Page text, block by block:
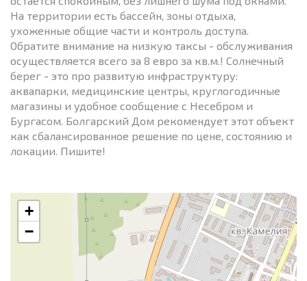
На территории есть бассейн, зоны отдыха,
ухоженные общие части и контроль доступа.
Обратите внимание на низкую таксы - обслуживания
осуществляется всего за 8 евро за кв.м.! Солнечный
берег - это про развитую инфраструктуру:
аквапарки, медицинские центры, круглогодичные
магазины и удобное сообщение с Несебром и
Бургасом. Болгарский Дом рекомендует этот объект
как сбалансированное решение по цене, состоянию и
локации. Пишите!
+
−